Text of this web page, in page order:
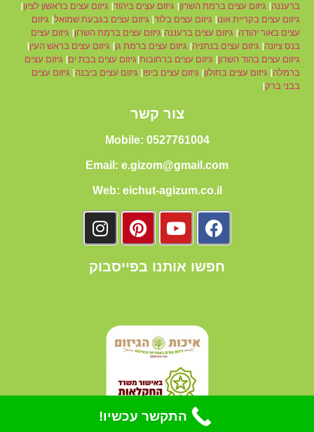
ברעננה| גיזום עצים ברמת השרון| גיזום עצים ביהוד| גיזום עצים בראשון לציון|
גיזום עצים בקריית אונו| גיזום עצים בלוד| גיזום עצים בגבעת שמואל| גיזום
עצים באור יהודה| גיזום עצים ברעננה|גיזום עצים ברמת השרון| גיזום עצים
בנס ציונה| גיזום עצים בנתניה| גיזום עצים ברמת גן| גיזום עצים בראש העין|
גיזום עצים בהוד השרון| גיזום עצים ברחובות|גיזום עצים בבת ים| גיזום עצים
ברמלה| גיזום עצים בחולון| גיזום עצים ביפו| גיזום עצים ביבנה| גיזום עצים
בבני ברק|
צור קשר
Mobile: 0527761004
Email: e.gizom@gmail.com
Web: eichut-agizum.co.il
חפשו אותנו בפייסבוק
התקשר עכשיו!